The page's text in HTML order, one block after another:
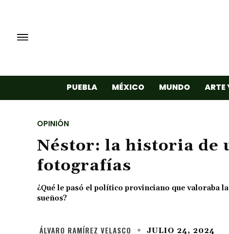
PUEBLA MÉXICO MUNDO ARTE
OPINIÓN
Néstor: la historia de
fotografías
¿Qué le pasó el político provinciano que valoraba
sueños?
ÁLVARO RAMÍREZ VELASCO JULIO 24, 2024